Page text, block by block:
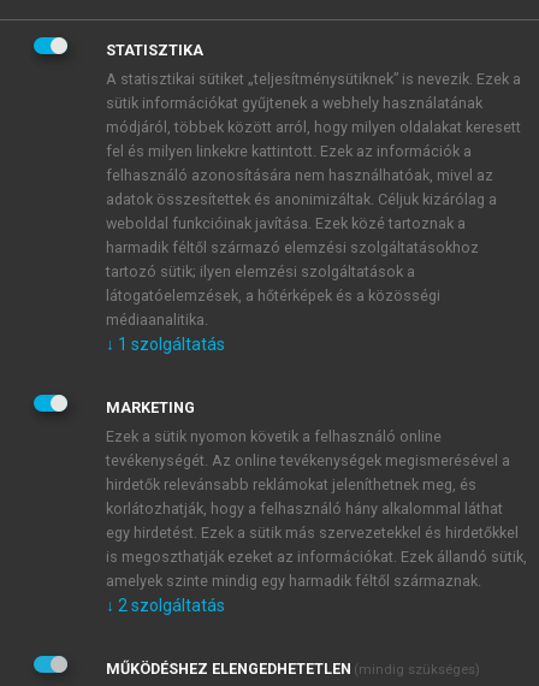
BELÉPÉS SAJÁT FIÓKKAL
ÚJ FIÓK LÉTREHOZÁSA
1 óra díjmentes hozzáférés
E-MAIL-CÍM
JELSZÓ
JELSZÓ ÚJRA
Kérek értesítést a MeRSZ újdonságairól, akcióiról.
Kérek értesítést az Akadémiai Kiadó Zrt. újdonságairól,
Adatkezelési tájékoztatóbanfoglaltakat tudomásul
STATISZTIKA
A statisztikai sütiket „teljesítménysütiknek” is nevezik. Ezek a
sütik információkat gyűjtenek a webhely használatának
módjáról, többek között arról, hogy milyen oldalakat keresett
fel és milyen linkekre kattintott. Ezek az információk a
felhasználó azonosítására nem használhatóak, mivel az
adatok összesítettek és anonimizáltak. Céljuk kizárólag a
weboldal funkcióinak javítása. Ezek közé tartoznak a
harmadik féltől származó elemzési szolgáltatásokhoz
tartozó sütik; ilyen elemzési szolgáltatások a
látogatóelemzések, a hőtérképek és a közösségi
médiaanalitika.
↓ 1 szolgáltatás
MARKETING
Ezek a sütik nyomon követik a felhasználó online
tevékenységét. Az online tevékenységek megismerésével a
hirdetők relevánsabb reklámokat jeleníthetnek meg, és
korlátozhatják, hogy a felhasználó hány alkalommal láthat
egy hirdetést. Ezek a sütik más szervezetekkel és hirdetőkkel
is megoszthatják ezeket az információkat. Ezek állandó sütik,
amelyek szinte mindig egy harmadik féltől származnak.
↓ 2 szolgáltatás
MŰKÖDÉSHEZ ELENGEDHETETLEN (mindig szükséges)